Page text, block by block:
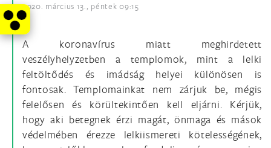
2020. március 13., péntek 09:15
A koronavírus miatt meghirdetett
veszélyhelyzetben a templomok, mint a lelki
feltöltődés és imádság helyei különösen is
fontosak. Templomainkat nem zárjuk be, mégis
felelősen és körültekintően kell eljárni. Kérjük,
hogy aki betegnek érzi magát, önmaga és mások
védelmében érezze lelkiismereti kötelességének,